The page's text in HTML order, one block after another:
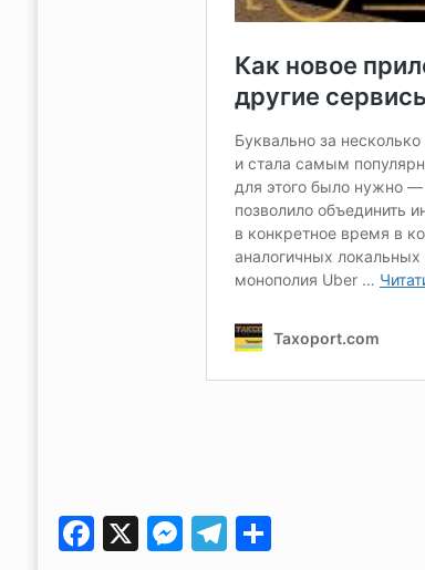
Facebook
X Messenger
Telegram
Поділитися